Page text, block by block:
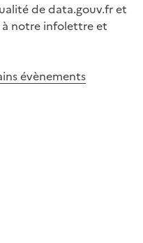
de data.gouv.fr et
à notre infolettre et
évènements